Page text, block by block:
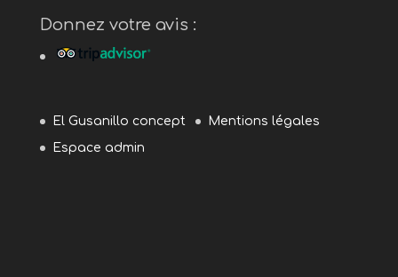
Donnez votre avis :
El Gusanillo concept
Mentions légales
Espace admin